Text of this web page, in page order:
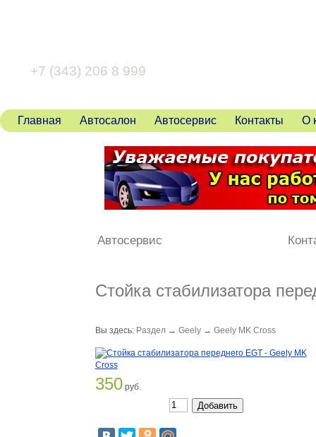
+7 (343) 206 8 999
Главная Автосалон Автосервис Контакты О
Автосервис
Стойка стабилизатора
Вы здесь: Раздел→ Geely→ Geely MK Cross
350 руб.